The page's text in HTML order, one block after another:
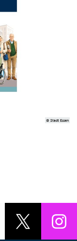
© Stadt Essen